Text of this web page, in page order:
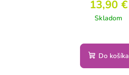
13,90 €
Skladom
Do košíka